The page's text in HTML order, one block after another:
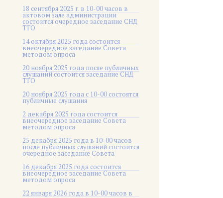
18 сентября 2025 г. в 10-00 часов в
актовом зале администрации
состоится очередное заседание СНД
ТГО
14 октября 2025 года состоится
внеочередное заседание Совета
методом опроса
20 ноября 2025 года после публичных
слушаний состоится заседание СНД
ТГО
20 ноября 2025 года c 10-00 состоятся
публичные слушания
2 декабря 2025 года состоится
внеочередное заседание Совета
методом опроса
25 декабря 2025 года в 10-00 часов
после публичных слушаний состоится
очередное заседание Совета
16 декабря 2025 года состоится
внеочередное заседание Совета
методом опроса
22 января 2026 года в 10-00 часов в